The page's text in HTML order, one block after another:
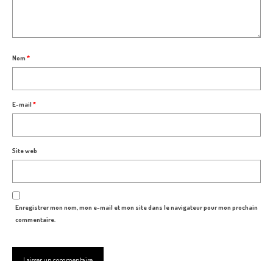
Nom *
E-mail*
Site web
Enregistrer mon nom, mon e-mail et mon site dans le navigateur pour mon prochain
commentaire.